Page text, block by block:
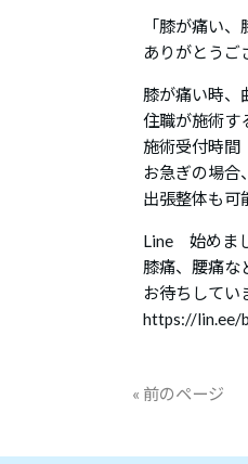
「膝が痛い
ありがとうご
膝が痛い時、
住職が施術
施術受付時
お急ぎの場合
出張整体も可
Line 始めま
膝痛、腰痛な
お待ちしてい
https://lin.ee/
« 前のページ